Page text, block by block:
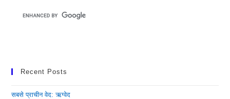
Recent Posts
सबसे प्राचीन वेद: ऋग्वेद